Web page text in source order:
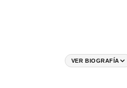
VER BIOGRAFÍA